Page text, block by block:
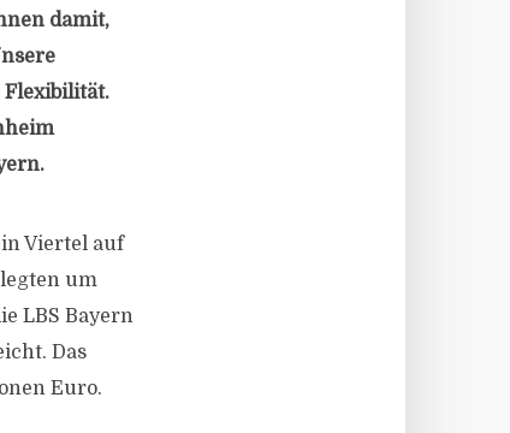
damit,
Viertel auf
um
LBS Bayern
Das
Euro.